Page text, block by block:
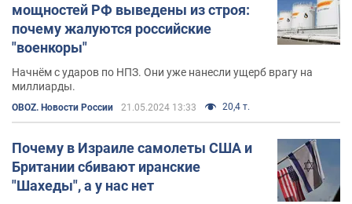
мощностей РФ выведены из строя:
почему жалуются российские
"военкоры"
Начнём с ударов по НПЗ. Они уже нанесли ущерб врагу на
миллиарды.
OBOZ. Новости России 21.05.2024 13:33 20,4 т.
Почему в Израиле самолеты США и
Британии сбивают иранские
"Шахеды", а у нас нет